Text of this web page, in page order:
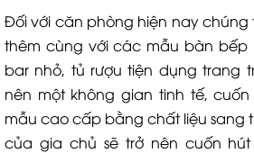
Đối với căn phòng hiện nay chúng
thêm cùng với các mẫu bàn bếp
bar nhỏ, tủ rượu tiện dụng trang
nên một không gian tinh tế, cuốn
mẫu cao cấp bằng chất liệu sang
của gia chủ sẽ trở nên cuốn